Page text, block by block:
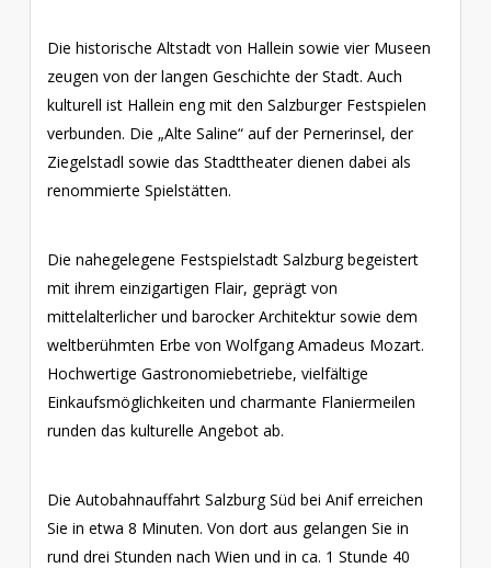
Die historische Altstadt von Hallein sowie vier Museen
zeugen von der langen Geschichte der Stadt. Auch
kulturell ist Hallein eng mit den Salzburger Festspielen
verbunden. Die „Alte Saline“ auf der Pernerinsel, der
Ziegelstadl sowie das Stadttheater dienen dabei als
renommierte Spielstätten.
Die nahegelegene Festspielstadt Salzburg begeistert
mit ihrem einzigartigen Flair, geprägt von
mittelalterlicher und barocker Architektur sowie dem
weltberühmten Erbe von Wolfgang Amadeus Mozart.
Hochwertige Gastronomiebetriebe, vielfältige
Einkaufsmöglichkeiten und charmante Flaniermeilen
runden das kulturelle Angebot ab.
Die Autobahnauffahrt Salzburg Süd bei Anif erreichen
Sie in etwa 8 Minuten. Von dort aus gelangen Sie in
rund drei Stunden nach Wien und in ca. 1 Stunde 40